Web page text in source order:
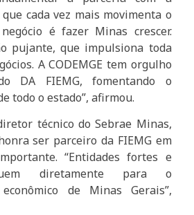
cada vez mais movimenta o
negócio é fazer Minas crescer.
pujante, que impulsiona toda
A CODEMGE tem orgulho
DA FIEMG, fomentando o
todo o estado”, afirmou.
técnico do Sebrae Minas,
ser parceiro da FIEMG em
“Entidades fortes e
diretamente para o
de Minas Gerais”,